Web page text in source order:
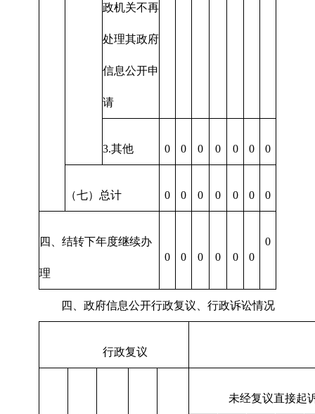
政机关不再
处理其政府
信息公开申
请
3.其他 0 0 0 0 0 0 0
（七）总计 0 0 0 0 0 0 0
四、结转下年度继续办
理
0 0 0 0 0 0
0
四、政府信息公开行政复议、行政诉讼情况
行政复议
未经复议直接起